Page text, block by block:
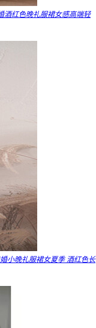
酒红色晚礼服裙女感高端轻
小晚礼服裙女夏季 酒红色长